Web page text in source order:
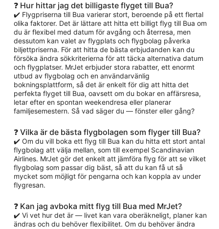
❓ Hur hittar jag det billigaste flyget till Bua?
✔️ Flygpriserna till Bua varierar stort, beroende på ett flertal
olika faktorer. Det är lättare att hitta ett billigt flyg till Bua om
du är flexibel med datum för avgång och återresa, men
dessutom kan valet av flygplats och flygbolag påverka
biljettpriserna. För att hitta de bästa erbjudanden kan du
försöka ändra sökkriterierna för att täcka alternativa datum
och flygplatser. MrJet erbjuder stora rabatter, ett enormt
utbud av flygbolag och en användarvänlig
bokningsplattform, så det är enkelt för dig att hitta det
perfekta flyget till Bua, oavsett om du bokar en affärsresa,
letar efter en spontan weekendresa eller planerar
familjesemestern. Så vad säger du — fönster eller gång?
❓ Vilka är de bästa flygbolagen som flyger till Bua?
✔️ Om du vill boka ett flyg till Bua kan du hitta ett stort antal
flygbolag att välja mellan, som till exempel Scandinavian
Airlines. MrJet gör det enkelt att jämföra flyg för att se vilket
flygbolag som passar dig bäst, så att du kan få ut så
mycket som möjligt för pengarna och kan koppla av under
flygresan.
❓ Kan jag avboka mitt flyg till Bua med MrJet?
✔️ Vi vet hur det är — livet kan vara oberäkneligt, planer kan
ändras och du behöver flexibilitet. Om du behöver ändra